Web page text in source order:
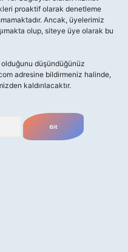
proaktif olarak denetleme
Ancak, üyelerimiz
olup, siteye üye olarak bu
düşündüğünüz
adresine bildirmeniz halinde,
kaldırılacaktır.